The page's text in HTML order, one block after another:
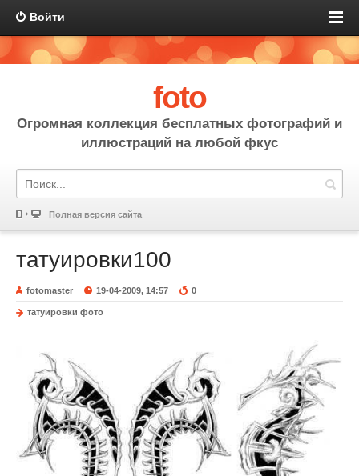
Войти
foto
Огромная коллекция бесплатных фотографий и
иллюстраций на любой фкус
Полная версия сайта
татуировки100
fotomaster 19-04-2009, 14:57 0
татуировки фото